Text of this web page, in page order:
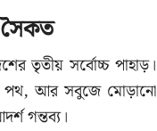
সৈকত
তৃতীয় সর্বোচ্চ পাহাড়।
পথ, আর সবুজে মোড়ানো
গন্তব্য।